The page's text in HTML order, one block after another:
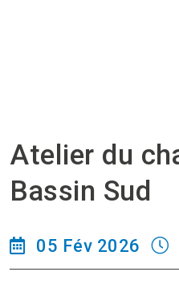
Atelier du
Bassin Sud
05 Fév 2026